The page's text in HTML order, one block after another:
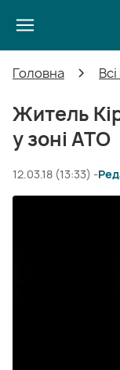
Головна
Житель
у зоні АТО
12.03.18 (13:33) -